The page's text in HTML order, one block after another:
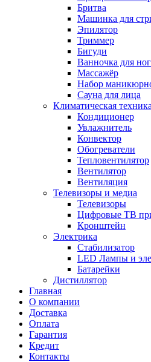
Бритва
Машинка для
Эпилятор
Триммер
Бигуди
Ванночка для ног
Массажёр
Набор
Сауна для лица
Климатическая техника
Кондиционер
Увлажнитель
Конвектор
Обогреватели
Тепловентилятор
Вентилятор
Вентиляция
Телевизоры и медиа
Телевизоры
Цифровые ТВ
Кронштейн
Электрика
Стабилизатор
LED Лампы и
Батарейки
Дистиллятор
Главная
О компании
Доставка
Оплата
Гарантия
Кредит
Контакты